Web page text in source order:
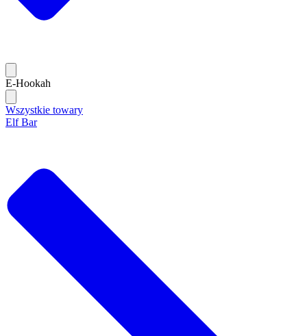
E-Hookah
Wszystkie towary
Elf Bar